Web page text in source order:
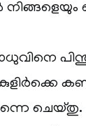
ചെയ്തു.